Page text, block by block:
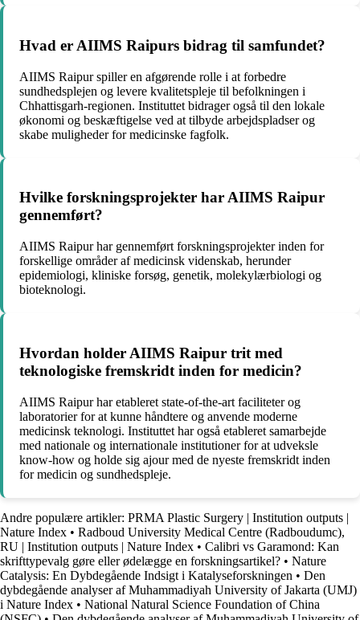
Hvad er AIIMS Raipurs bidrag til samfundet?
AIIMS Raipur spiller en afgørende rolle i at forbedre
sundhedsplejen og levere kvalitetspleje til befolkningen i
Chhattisgarh-regionen. Instituttet bidrager også til den lokale
økonomi og beskæftigelse ved at tilbyde arbejdspladser og
skabe muligheder for medicinske fagfolk.
Hvilke forskningsprojekter har AIIMS Raipur
gennemført?
AIIMS Raipur har gennemført forskningsprojekter inden for
forskellige områder af medicinsk videnskab, herunder
epidemiologi, kliniske forsøg, genetik, molekylærbiologi og
bioteknologi.
Hvordan holder AIIMS Raipur trit med
teknologiske fremskridt inden for medicin?
AIIMS Raipur har etableret state-of-the-art faciliteter og
laboratorier for at kunne håndtere og anvende moderne
medicinsk teknologi. Instituttet har også etableret samarbejde
med nationale og internationale institutioner for at udveksle
know-how og holde sig ajour med de nyeste fremskridt inden
for medicin og sundhedspleje.
Andre populære artikler: PRMA Plastic Surgery | Institution outputs |
Nature Index • Radboud University Medical Centre (Radboudumc),
RU | Institution outputs | Nature Index • Calibri vs Garamond: Kan
skrifttypevalg gøre eller ødelægge en forskningsartikel? • Nature
Catalysis: En Dybdegående Indsigt i Katalyseforskningen • Den
dybdegående analyser af Muhammadiyah University of Jakarta (UMJ)
i Nature Index • National Natural Science Foundation of China